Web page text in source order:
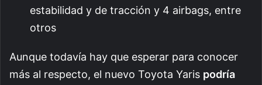
estabilidad y de tracción y 4 airbags, entre
otros
Aunque todavía hay que esperar para conocer
más al respecto, el nuevo Toyota Yaris podría